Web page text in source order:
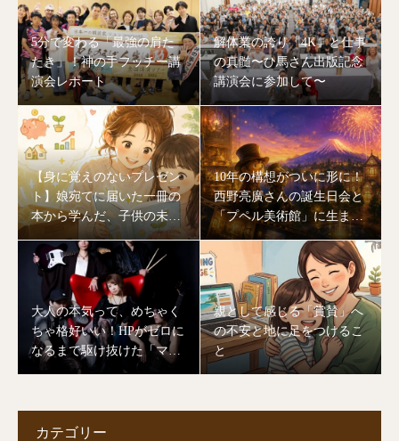
5分で変わる「最強の肩た
たき」！神の手フッチー講
演会レポート
解体業の誇り「4K」と仕事
の真髄〜ひ馬さん出版記念
講演会に参加して〜
【身に覚えのないプレゼン
ト】娘宛てに届いた一冊の
本から学んだ、子供の未来
を作る「大人のあり方」
10年の構想がついに形に！
西野亮廣さんの誕生日会と
「プペル美術館」に生まれ
変わる川口湖の奇跡
大人の本気って、めちゃく
ちゃ格好いい！HPがゼロに
なるまで駆け抜けた「マミ
ヨバンド」ライブの裏側
親として感じる「賞賛」へ
の不安と地に足をつけるこ
と
カテゴリー